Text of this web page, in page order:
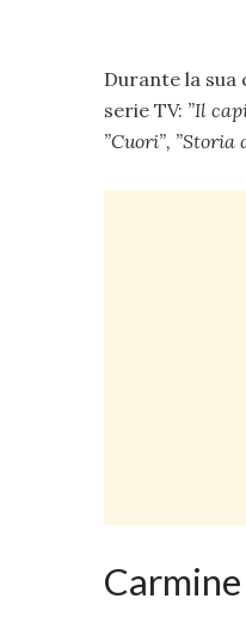
Durante la
serie TV: ”Il
”Cuori”, ”Storia